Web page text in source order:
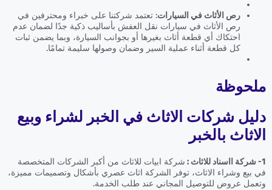
رص الأثاث في السيارات: تعتمد شركتنا على خبراء ومحترفين في
رص الأثاث في سيارات نقل العفش بأساليب ذكية جدًا لضمان عدم
احتكاك أي قطعة أثاث بغيرها أو بجوانب السيارة، وبما يضمن ثبات
كل قطعة أثناء عملية السير وضمان وصولها سليمة تمامًا.
ملحوظة
دليل شركات الاثاث في الخبر لشراء وبيع
الاثاث بالخبر
1- شركة ااسناد للاثاث :
شركة ابيات للاثاث من أكبر الشركات المتخصصة
في بيع وشراء الاثاث، توفر الشركة اثاث عصري بأشكال وتصميمات مميزة،
وتعمل عروض للتوصيل المجاني عند طلب الخدمة.